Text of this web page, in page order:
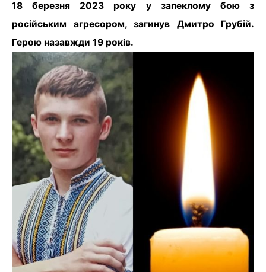
18 березня 2023 року у запеклому бою з
російським агресором, загинув Дмитро Грубій.
Герою назавжди 19 років.